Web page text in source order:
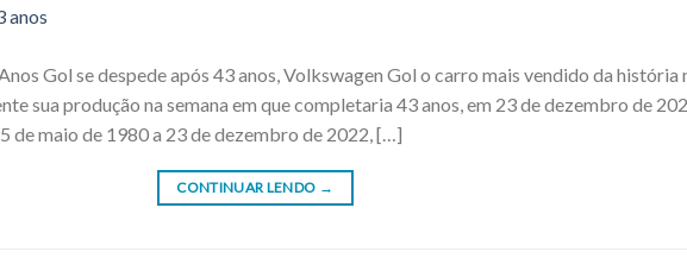
Gol se despede após 43 anos, Volkswagen Gol o carro mais vendido da história
sua produção na semana em que completaria 43 anos, em 23 de dezembro de
de maio de 1980 a 23 de dezembro de 2022, […]
CONTINUAR LENDO →